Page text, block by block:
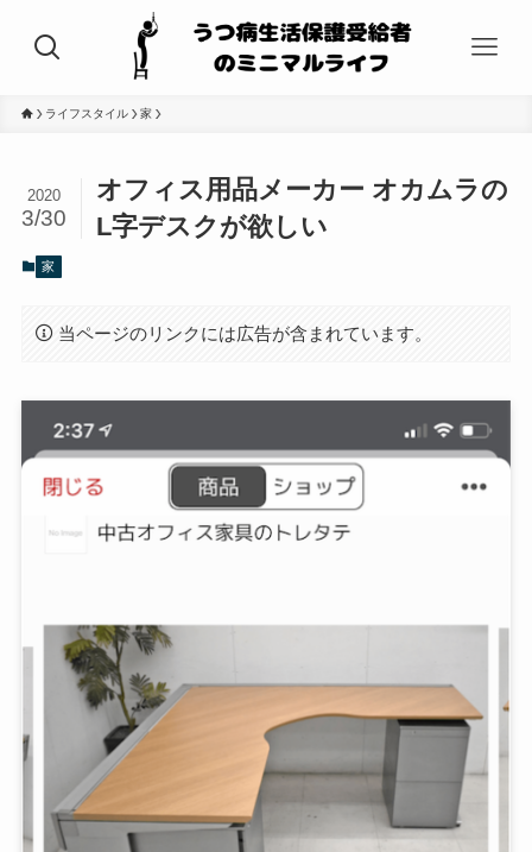
ライフスタイル 家
オフィス用品メーカー オカムラの
L字デスクが欲しい
2020
3/30
家
当ページのリンクには広告が含まれています。